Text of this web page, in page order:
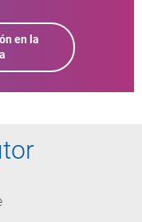
en la